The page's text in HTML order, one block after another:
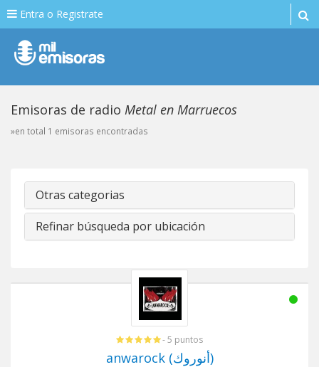
Entra o Registrate
Emisoras de radio Metal en Marruecos
»en total 1 emisoras encontradas
Otras categorias
Refinar búsqueda por ubicación
- 5 puntos
anwarock (أنوروك)